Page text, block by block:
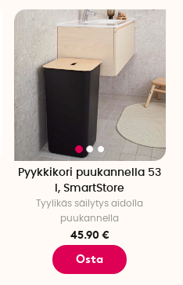
Pyykkikori puukannella 53
l, SmartStore
Tyylikäs säilytys aidolla
puukannella
45.90 €
Osta